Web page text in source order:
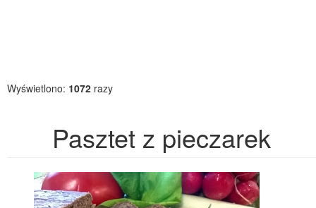
Wyświetlono: 1072 razy
Pasztet z pieczarek